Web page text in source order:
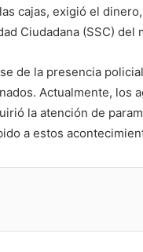
cajas, exigió el
Ciudadana (SSC) del
de la presencia
Actualmente, los
la atención de
a estos